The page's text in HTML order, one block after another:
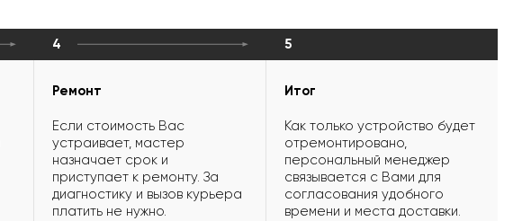
4
Ремонт
Если стоимость Вас
устраивает, мастер
назначает срок и
приступает к ремонту. За
диагностику и вызов курьера
платить не нужно.
5
Итог
Как только устройство будет
отремонтировано,
персональный менеджер
связывается с Вами для
согласования удобного
времени и места доставки.